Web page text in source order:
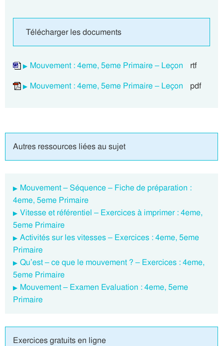
Télécharger les documents
Mouvement : 4eme, 5eme Primaire – Leçon
rtf
Mouvement : 4eme, 5eme Primaire – Leçon
pdf
Autres ressources liées au sujet
Mouvement – Séquence – Fiche de préparation :
4eme, 5eme Primaire
Vitesse et référentiel – Exercices à imprimer : 4eme,
5eme Primaire
Activités sur les vitesses – Exercices : 4eme, 5eme
Primaire
Qu’est – ce que le mouvement ? – Exercices : 4eme,
5eme Primaire
Mouvement – Examen Evaluation : 4eme, 5eme
Primaire
Exercices gratuits en ligne